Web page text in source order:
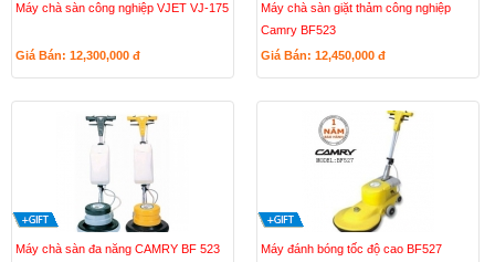
Máy chà sàn công nghiệp VJET VJ-175
Giá Bán: 12,300,000 đ
Máy chà sàn giặt thảm công nghiệp
Camry BF523
Giá Bán: 12,450,000 đ
Máy chà sàn đa năng CAMRY BF 523 Máy đánh bóng tốc độ cao BF527